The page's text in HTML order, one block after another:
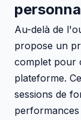
Au-delà de
propose un
complet pour
plateforme.
sessions de